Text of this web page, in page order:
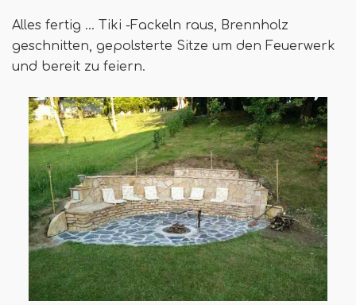
Alles fertig ... Tiki -Fackeln raus, Brennholz
geschnitten, gepolsterte Sitze um den Feuerwerk
und bereit zu feiern.